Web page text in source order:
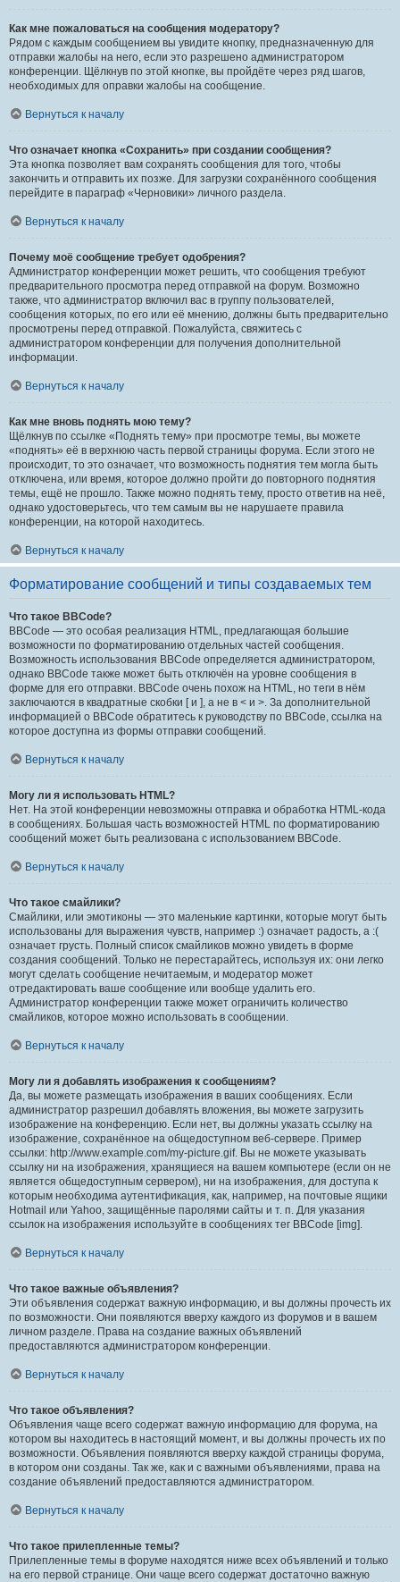
Как мне пожаловаться на сообщения модератору?
Рядом с каждым сообщением вы увидите кнопку, предназначенную для
отправки жалобы на него, если это разрешено администратором
конференции. Щёлкнув по этой кнопке, вы пройдёте через ряд шагов,
необходимых для оправки жалобы на сообщение.
Вернуться к началу
Что означает кнопка «Сохранить» при создании сообщения?
Эта кнопка позволяет вам сохранять сообщения для того, чтобы
закончить и отправить их позже. Для загрузки сохранённого сообщения
перейдите в параграф «Черновики» личного раздела.
Вернуться к началу
Почему моё сообщение требует одобрения?
Администратор конференции может решить, что сообщения требуют
предварительного просмотра перед отправкой на форум. Возможно
также, что администратор включил вас в группу пользователей,
сообщения которых, по его или её мнению, должны быть предварительно
просмотрены перед отправкой. Пожалуйста, свяжитесь с
администратором конференции для получения дополнительной
информации.
Вернуться к началу
Как мне вновь поднять мою тему?
Щёлкнув по ссылке «Поднять тему» при просмотре темы, вы можете
«поднять» её в верхнюю часть первой страницы форума. Если этого не
происходит, то это означает, что возможность поднятия тем могла быть
отключена, или время, которое должно пройти до повторного поднятия
темы, ещё не прошло. Также можно поднять тему, просто ответив на неё,
однако удостоверьтесь, что тем самым вы не нарушаете правила
конференции, на которой находитесь.
Вернуться к началу
Форматирование сообщений и типы создаваемых тем
Что такое BBCode?
BBCode — это особая реализация HTML, предлагающая большие
возможности по форматированию отдельных частей сообщения.
Возможность использования BBCode определяется администратором,
однако BBCode также может быть отключён на уровне сообщения в
форме для его отправки. BBCode очень похож на HTML, но теги в нём
заключаются в квадратные скобки [ и ], а не в < и >. За дополнительной
информацией о BBCode обратитесь к руководству по BBCode, ссылка на
которое доступна из формы отправки сообщений.
Вернуться к началу
Могу ли я использовать HTML?
Нет. На этой конференции невозможны отправка и обработка HTML-кода
в сообщениях. Большая часть возможностей HTML по форматированию
сообщений может быть реализована с использованием BBCode.
Вернуться к началу
Что такое смайлики?
Смайлики, или эмотиконы — это маленькие картинки, которые могут быть
использованы для выражения чувств, например :) означает радость, а :(
означает грусть. Полный список смайликов можно увидеть в форме
создания сообщений. Только не перестарайтесь, используя их: они легко
могут сделать сообщение нечитаемым, и модератор может
отредактировать ваше сообщение или вообще удалить его.
Администратор конференции также может ограничить количество
смайликов, которое можно использовать в сообщении.
Вернуться к началу
Могу ли я добавлять изображения к сообщениям?
Да, вы можете размещать изображения в ваших сообщениях. Если
администратор разрешил добавлять вложения, вы можете загрузить
изображение на конференцию. Если нет, вы должны указать ссылку на
изображение, сохранённое на общедоступном веб-сервере. Пример
ссылки: http://www.example.com/my-picture.gif. Вы не можете указывать
ссылку ни на изображения, хранящиеся на вашем компьютере (если он не
является общедоступным сервером), ни на изображения, для доступа к
которым необходима аутентификация, как, например, на почтовые ящики
Hotmail или Yahoo, защищённые паролями сайты и т. п. Для указания
ссылок на изображения используйте в сообщениях тег BBCode [img].
Вернуться к началу
Что такое важные объявления?
Эти объявления содержат важную информацию, и вы должны прочесть их
по возможности. Они появляются вверху каждого из форумов и в вашем
личном разделе. Права на создание важных объявлений
предоставляются администратором конференции.
Вернуться к началу
Что такое объявления?
Объявления чаще всего содержат важную информацию для форума, на
котором вы находитесь в настоящий момент, и вы должны прочесть их по
возможности. Объявления появляются вверху каждой страницы форума,
в котором они созданы. Так же, как и с важными объявлениями, права на
создание объявлений предоставляются администратором.
Вернуться к началу
Что такое прилепленные темы?
Прилепленные темы в форуме находятся ниже всех объявлений и только
на его первой странице. Они чаще всего содержат достаточно важную